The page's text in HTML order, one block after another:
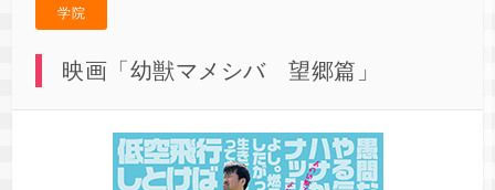
学院
映画「幼獣マメシバ 望郷篇」